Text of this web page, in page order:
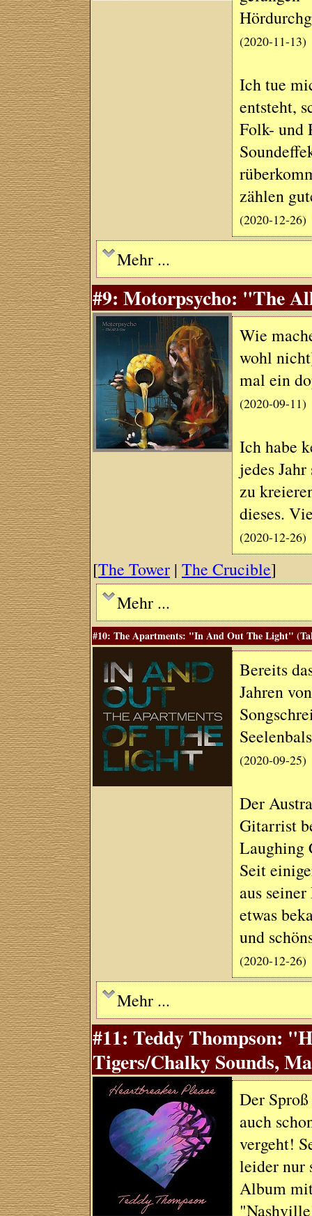
(2020-11-13)
Ich tue
entsteht,
Folk- und
zählen
(2020-12-26)
Mehr ...
#9: Motorpsycho: "The
Wie
wohl
mal ein
(2020-09-11)
Ich habe
jedes
zu
dieses.
(2020-12-26)
[The Tower |The Crucible]
Mehr ...
#10: The Apartments: "In And Out The Light"
Bereits
Jahren
(2020-09-25)
Der
Gitarrist
Laughing
Seit
aus
etwas
und
(2020-12-26)
Mehr ...
#11: Teddy Thompson:
Tigers/Chalky Sounds,
Der
auch
vergeht!
leider nur
Album